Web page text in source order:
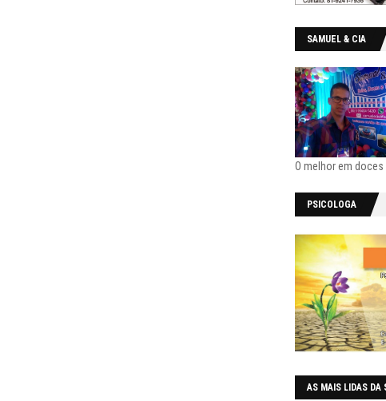
SAMUEL & CIA
O melhor em doces
PSICOLOGA
AS MAIS LIDAS DA